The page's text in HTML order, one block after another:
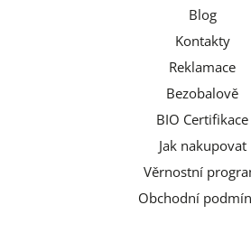
Blog
Kontakty
Reklamace
Bezobalově
BIO Certifikace
Jak nakupovat
Věrnostní
Obchodní